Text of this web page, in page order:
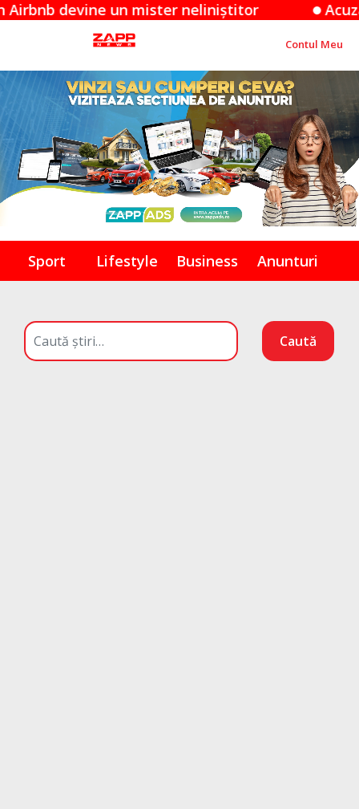
un mister neliniștitor Acuzațiile
Contul Meu
Sport Lifestyle Business Anunturi
Caută